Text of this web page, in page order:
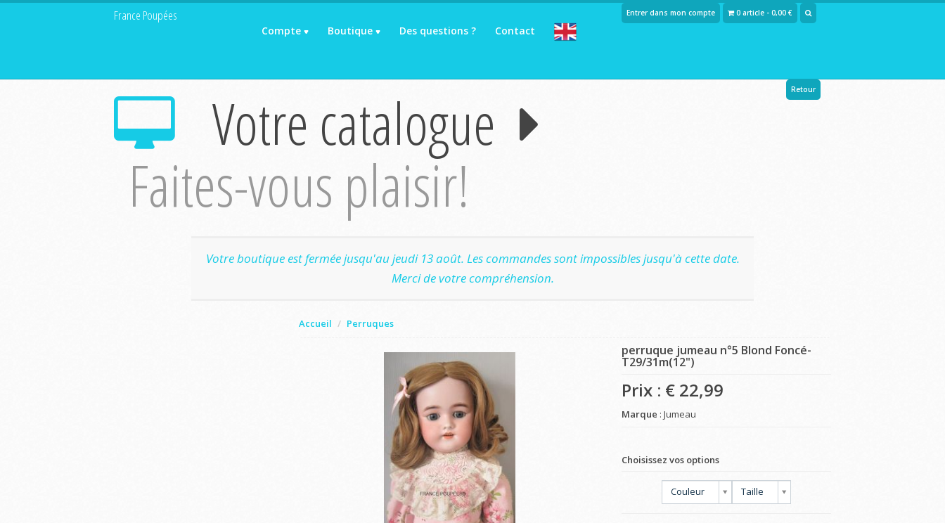
France Poupées
Compte Boutique Des questions ? Contact
Entrer dans mon compte 0 article - 0,00 €
Votre catalogue
Faites-vous plaisir!
Retour
Votre boutique est fermée jusqu'au jeudi 13 août. Les commandes sont impossibles jusqu'à cette date.
Merci de votre compréhension.
Accueil Perruques
perruque jumeau n°5 Blond Foncé-
T29/31m(12")
Prix : € 22,99
Marque : Jumeau
Choisissez vos options
Couleur Taille